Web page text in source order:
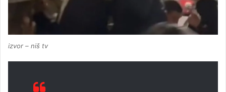
izvor – niš tv